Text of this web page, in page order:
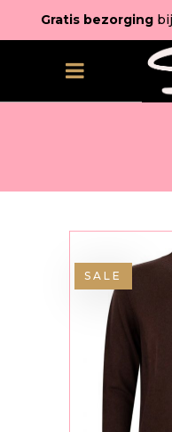
Gratis bezorgingbij
SALE